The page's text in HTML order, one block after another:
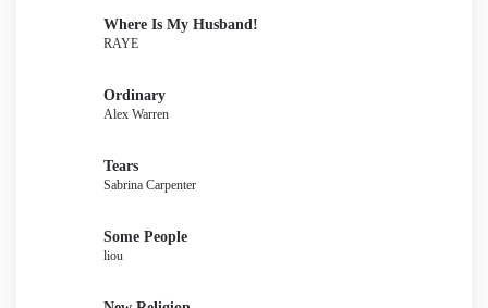
Where Is My Husband!
RAYE
Ordinary
Alex Warren
Tears
Sabrina Carpenter
Some People
liou